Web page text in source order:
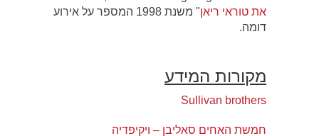
את טוראי ריאן
" משנת 1998 המספר על אירוע
דומה.
מקורות המידע
Sullivan brothers
חמשת האחים סאליבן – ויקיפדיה